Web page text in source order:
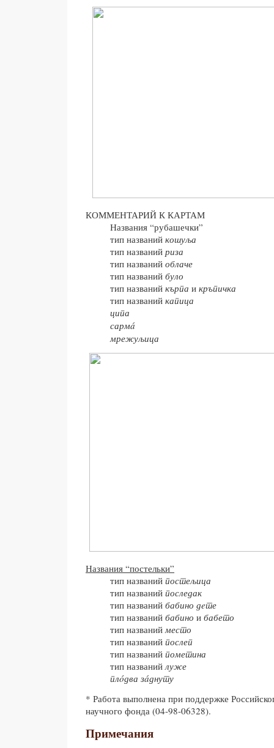
КОММЕНТАРИЙ К КАРТАМ
Названия “рубашечки”
тип названий кошуља
тип названий риза
тип названий облаче
тип названий було
тип названий кърпа и кръпичка
тип названий капица
ципа
сармá
мрежуљица
Названия “постельки”
тип названий постељица
тип названий последак
тип названий бабино дeте
тип названий бабино и бабето
тип названийместо
тип названий послеп
тип названий пометина
тип названийлуже
плóдва зáднуту
* Работа выполнена при поддержке
научного фонда (04-98-06328).
Примечания